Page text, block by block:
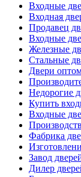
Входные
Входная
Продавец
Входные
Железные
Стальные
Двери
Недорогие
Купить
Входные
Фабрика
Завод
Дилер